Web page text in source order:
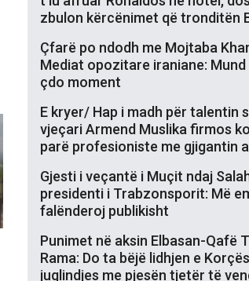
zbulon kërcënimet që tronditën
Çfarë po ndodh me Mojtaba
Mediat opozitare iraniane: Mund
çdo moment
E kryer/ Hap i madh për talentin
vjeçari Armend Muslika firmos
parë profesioniste me gjigantin
Gjesti i veçantë i Muçit ndaj
presidenti i Trabzonsporit: Më
falënderoj publikisht
Punimet në aksin Elbasan-Qafë
Rama: Do ta bëjë lidhjen e
juglindjes me pjesën tjetër të